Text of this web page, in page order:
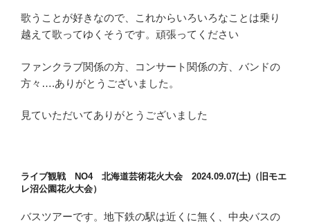
歌うことが好きなので、これからいろいろなことは乗り
越えて歌ってゆくそうです。頑張ってください
ファンクラブ関係の方、コンサート関係の方、バンドの
方々….ありがとうございました。
見ていただいてありがとうございました
ライブ観戦 NO4 北海道芸術花火大会 2024.09.07(土)（旧モエ
レ沼公園花火大会）
バスツアーです。地下鉄の駅は近くに無く、中央バスの